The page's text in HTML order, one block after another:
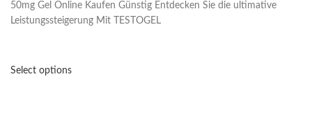
50mg Gel Online Kaufen Günstig Entdecken Sie die ultimative
Leistungssteigerung Mit TESTOGEL
Select options